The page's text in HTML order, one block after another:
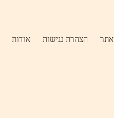
הצהרת נגישות אודות